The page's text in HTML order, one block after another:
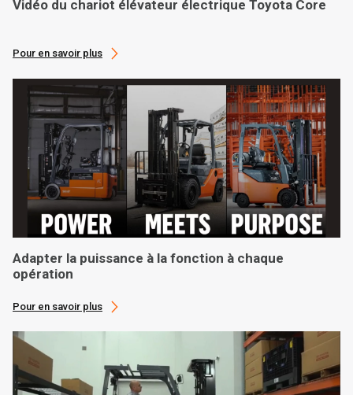
Vidéo du chariot élévateur électrique Toyota Core
Pour en savoir plus
Adapter la puissance à la fonction à chaque
opération
Pour en savoir plus